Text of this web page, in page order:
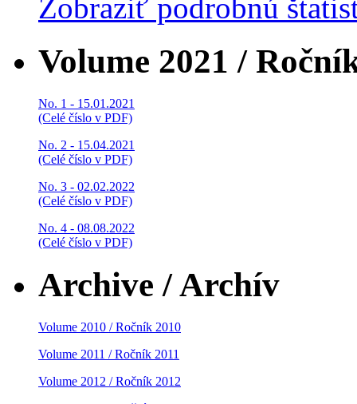
Zobraziť podrobnú
Volume 2021 /
No. 1 - 15.01.2021
(Celé číslo v PDF)
No. 2 - 15.04.2021
(Celé číslo v PDF)
No. 3 - 02.02.2022
(Celé číslo v PDF)
No. 4 - 08.08.2022
(Celé číslo v PDF)
Archive / Archív
Volume 2010 / Ročník 2010
Volume 2011 / Ročník 2011
Volume 2012 / Ročník 2012